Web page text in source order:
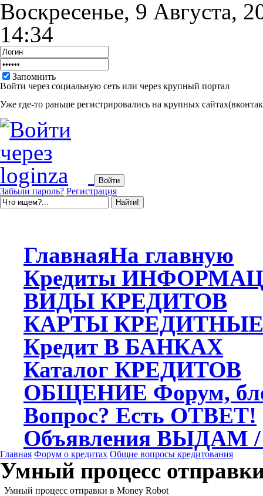
Воскресенье, 9 Августа,
14:34
Запомнить
Войти через социальную сеть или через крупный портал
Уже где-то раньше регистрировались на крупных
Забыли пароль? Регистрация
ГлавнаяНа главную
Кредиты
ВИДЫ КРЕДИТОВ
КАРТЫ КРЕДИТНЫЕ
Кредит В БАНКАХ
Каталог КРЕДИТОВ
ОБЩЕНИЕ Форум,
Вопрос? Есть ОТВЕТ!
Объявления ВЫДАМ
Главная Форум о кредитах Общие вопросы кредитования
Умный процесс
Умный процесс отправки в Money Robot